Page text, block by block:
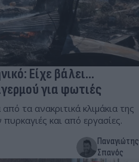
Είχε βάλει...
για φωτιές
τα ανακριτικά κλιμάκια της
και από εργασίες.
Παναγιώτης
Σπανός